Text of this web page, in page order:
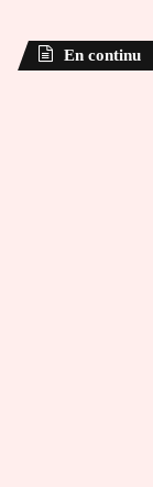
En continu